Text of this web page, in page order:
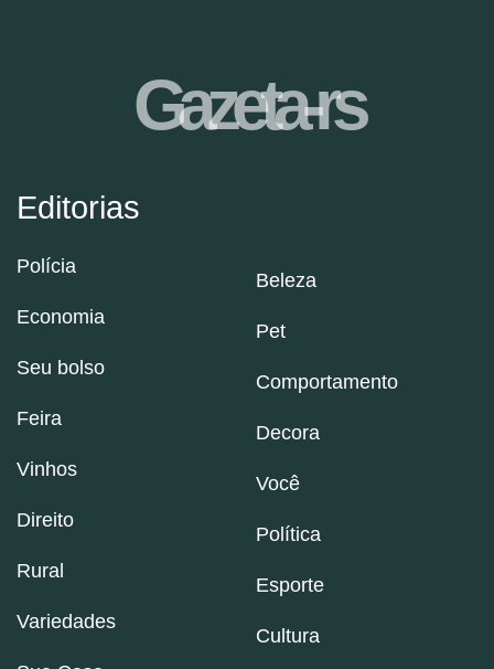
Editorias
Polícia
Economia
Seu bolso
Feira
Vinhos
Direito
Rural
Variedades
Beleza
Pet
Comportamento
Decora
Você
Política
Esporte
Cultura
Gazeta-rs